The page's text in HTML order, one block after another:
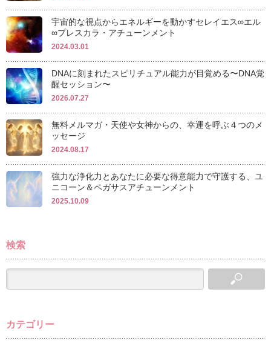
宇宙的な視点からエネルギーを動かすセレイエス∞エル
∞プレスカラ・アチューンメント
2024.03.01
DNAに刻まれたスピリチュアル能力が目覚める〜DNA覚
醒セッション〜
2026.07.27
無料メルマガ・天使や女神からの、幸運を呼ぶ４つのメ
ッセージ
2024.08.17
強力な浄化力とあなたに必要な得意能力で守護する、ユ
ニコーン＆ペガサスアチューンメント
2025.10.09
検索
カテゴリー